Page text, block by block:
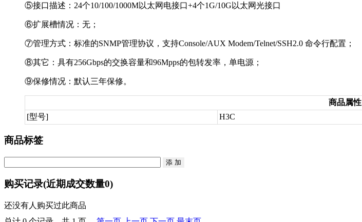
⑤接口描述：24个10/100/1000M以太网电接口+4个1G/10G以太网光接口
⑥扩展槽情况：无；
⑦管理方式：标准的SNMP管理协议，支持Console/AUX Modem/Telnet/SSH2.0 命令行配置；
⑧其它：具有256Gbps的交换容量和96Mpps的包转发率，单电源；
⑨保修情况：默认三年保修。
商品属性
[型号]
H3C
商品标签
购买记录(近期成交数量0)
还没有人购买过此商品